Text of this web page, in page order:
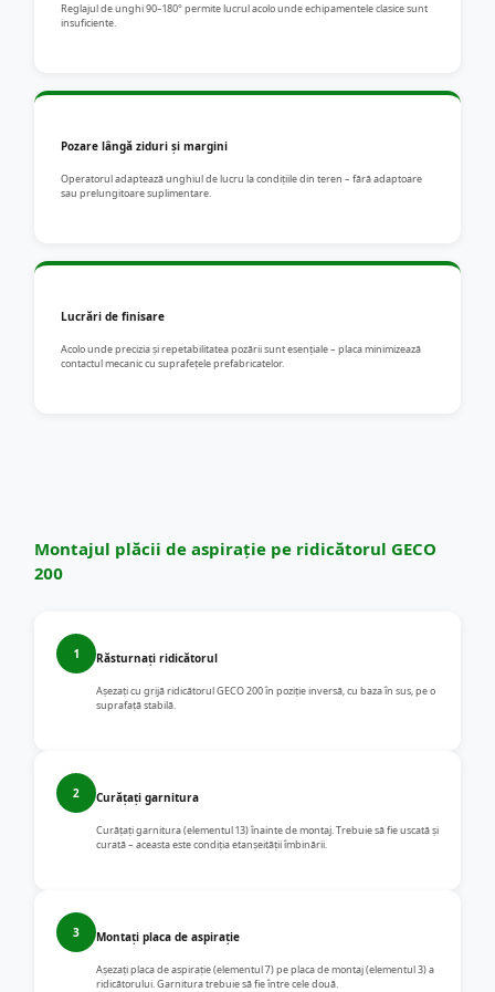
Reglajul de unghi 90–180° permite lucrul acolo unde echipamentele clasice sunt
insuficiente.
Pozare lângă ziduri și margini
Operatorul adaptează unghiul de lucru la condițiile din teren – fără adaptoare
sau prelungitoare suplimentare.
Lucrări de finisare
Acolo unde precizia și repetabilitatea pozării sunt esențiale – placa minimizează
contactul mecanic cu suprafețele prefabricatelor.
Montajul plăcii de aspirație pe ridicătorul GECO
200
1 Răsturnați ridicătorul
Așezați cu grijă ridicătorul GECO 200 în poziție inversă, cu baza în sus, pe o
suprafață stabilă.
2 Curățați garnitura
Curățați garnitura (elementul 13) înainte de montaj. Trebuie să fie uscată și
curată – aceasta este condiția etanșeității îmbinării.
3 Montați placa de aspirație
Așezați placa de aspirație (elementul 7) pe placa de montaj (elementul 3) a
ridicătorului. Garnitura trebuie să fie între cele două.